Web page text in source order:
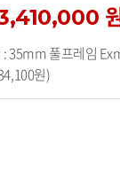
35mm 풀프레임
원)